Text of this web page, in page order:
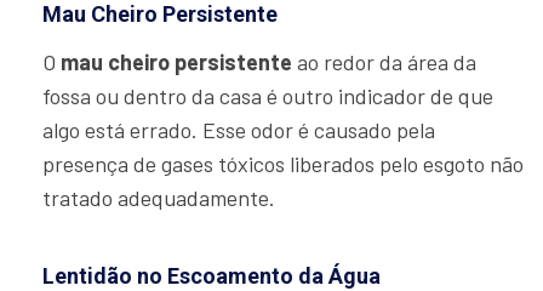
Mau Cheiro Persistente
O mau cheiro persistente ao redor da área da
fossa ou dentro da casa é outro indicador de que
algo está errado. Esse odor é causado pela
presença de gases tóxicos liberados pelo esgoto não
tratado adequadamente.
Lentidão no Escoamento da Água